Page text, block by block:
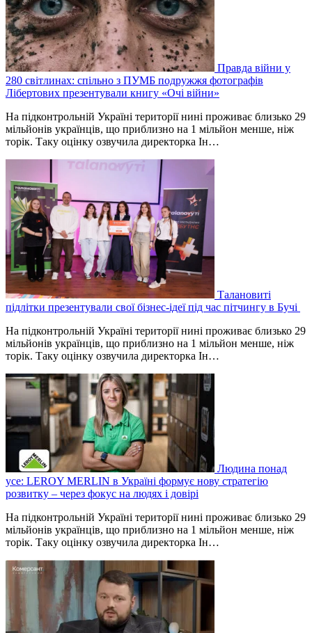
Правда війни у
280 світлинах: спільно з ПУМБ подружжя фотографів
Лібертових презентували книгу «Очі війни»
На підконтрольній Україні території нині проживає близько 29
мільйонів українців, що приблизно на 1 мільйон менше, ніж
торік. Таку оцінку озвучила директорка Ін…
Талановиті
підлітки презентували свої бізнес-ідеї під час пітчингу в Бучі
На підконтрольній Україні території нині проживає близько 29
мільйонів українців, що приблизно на 1 мільйон менше, ніж
торік. Таку оцінку озвучила директорка Ін…
Людина понад
усе: LEROY MERLIN в Україні формує нову стратегію
розвитку – через фокус на людях і довірі
На підконтрольній Україні території нині проживає близько 29
мільйонів українців, що приблизно на 1 мільйон менше, ніж
торік. Таку оцінку озвучила директорка Ін…